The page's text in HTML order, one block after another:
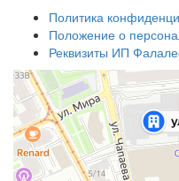
Политика
Положение о
Реквизиты ИП